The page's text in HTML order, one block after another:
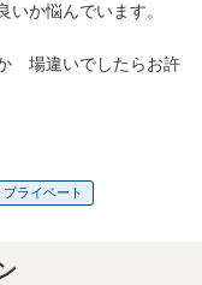
か悩んでいます。
　場違いでしたらお許
プライベート